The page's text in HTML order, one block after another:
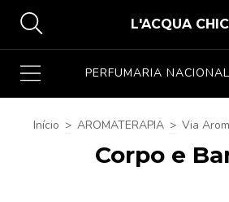
L'ACQUA CHIC
PERFUMARIA NACIONAL
Início > AROMATERAPIA > Via
Corpo e